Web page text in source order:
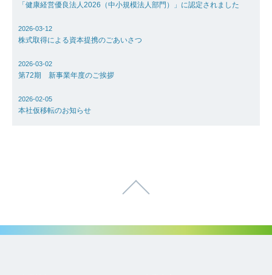
「健康経営優良法人2026（中小規模法人部門）」に認定されました
2026-03-12
株式取得による資本提携のごあいさつ
2026-03-02
第72期 新事業年度のご挨拶
2026-02-05
本社仮移転のお知らせ
ページトップへ